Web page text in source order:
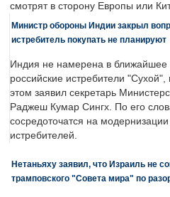
смотрят в сторону Европы или
Министр обороны Индии закрыл
истребитель покупать не планируют
Индия не намерена в ближайшее
российские истребители
этом заявил секретарь
Раджеш Кумар Сингх. По его
сосредоточатся на
истребителей.
Нетаньяху заявил, что Израиль не
трамповского "Совета мира" по